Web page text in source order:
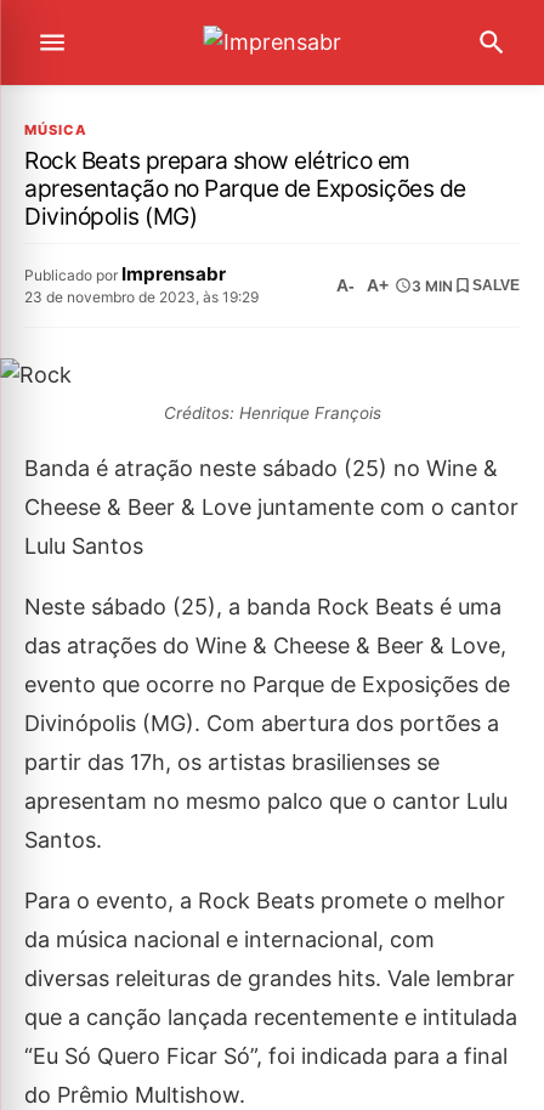
MÚSICA
Rock Beats prepara show elétrico em
apresentação no Parque de Exposições de
Divinópolis (MG)
Publicado por Imprensabr
23 de novembro de 2023, às 19:29
A- A+ 3 MIN SALVE
Créditos: Henrique François
Banda é atração neste sábado (25) no Wine &
Cheese & Beer & Love juntamente com o cantor
Lulu Santos
Neste sábado (25), a banda Rock Beats é uma
das atrações do Wine & Cheese & Beer & Love,
evento que ocorre no Parque de Exposições de
Divinópolis (MG). Com abertura dos portões a
partir das 17h, os artistas brasilienses se
apresentam no mesmo palco que o cantor Lulu
Santos.
Para o evento, a Rock Beats promete o melhor
da música nacional e internacional, com
diversas releituras de grandes hits. Vale lembrar
que a canção lançada recentemente e intitulada
“Eu Só Quero Ficar Só”, foi indicada para a final
do Prêmio Multishow.